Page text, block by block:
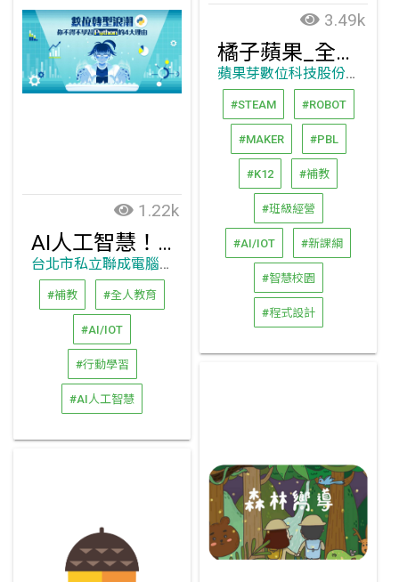
3.49k
橘子蘋果_全年齡數位程式設計課程_一站式學習平台
蘋果芽數位科技股份有限公司
#STEAM #ROBOT
#MAKER #PBL
#K12 #補教
#班級經營
#AI/IOT #新課綱
#智慧校園
#程式設計
1.22k
AI人工智慧！必備技能！
台北市私立聯成電腦語文短期補習班
#補教 #全人教育
#AI/IOT
#行動學習
#AI人工智慧